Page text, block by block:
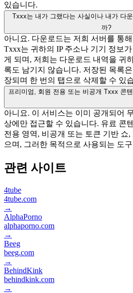
있습니다.
Txxx는 내가 그랬다는 사실이나 내가 다
까?
아니요. 다운로드는 저희 서버를 통
Txxx는 귀하의 IP 주소나 기기 정보
게 되며, 저희는 다운로드 내역을 귀
록도 남기지 않습니다. 저장된 목록
장되며 한 번의 탭으로 삭제할 수 있
프리미엄, 회원 전용 또는 비공개 Txxx 콘
아니요. 이 서비스는 이미 공개되어
상에만 접근할 수 있습니다. 유료 콘
전용 영역, 비공개 또는 토큰 기반 쇼
으며, 그러한 목적으로 사용되는 도
관련 사이트
4tube
4tube.com
→
AlphaPorno
alphaporno.com
→
Beeg
beeg.com
→
BehindKink
behindkink.com
→